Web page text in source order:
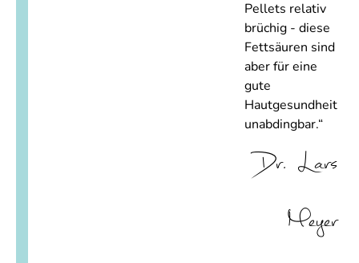
Pellets relativ
brüchig - diese
Fettsäuren sind
aber für eine
gute
Hautgesundheit
unabdingbar.“
Dr. Lars
Meyer